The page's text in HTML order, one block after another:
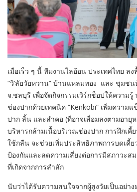
เมื่อเร็ว ๆ นี้ ทีมงานไลอ้อน ประเทศไทย ล
“วิ’ลัยวัยหวาน” บ้านแหลมทอง และ ชุมช
จ.ชลบุรี เพื่อจัดกิจกรรมเวิร์กช็อปให้ความ
ช่องปากด้วยเทคนิค “Kenkobi” เพิ่มความแ
ปาก ลิ้น และลำคอ (ที่อาจเสื่อมลงตามอายุ
บริหารกล้ามเนื้อบริเวณช่องปาก การฝึกเคี้
ใช้กลืน จะช่วยเพิ่มประสิทธิภาพการบดเคี้
ป้องกันและลดความเสี่ยงต่อการมีสภาวะส
ที่เกิดจากการสำลัก
นับว่าได้รับความสนใจจากผู้สูงวัยเป็นอย่า